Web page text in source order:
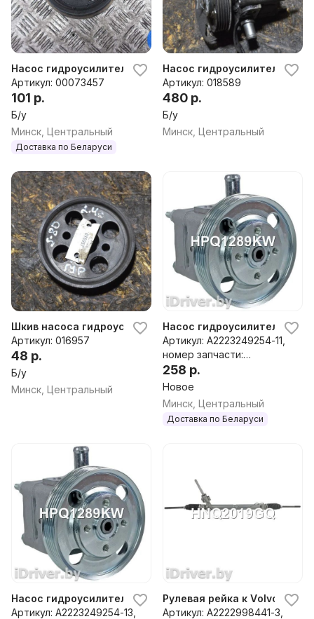
Насос гидроусилителя руля Volvo S80 2012г
Артикул: 00073457
101 р.
Б/у
Минск, Центральный
Доставка по Беларуси
Насос гидроусилителя руля
Артикул: 018589
480 р.
Б/у
Минск, Центральный
Шкив насоса гидроусилителя Volvo S80 2 2011г
Артикул: 016957
48 р.
Б/у
Минск, Центральный
Насос гидроусилителя
Артикул: А2223249254-11,
номер запчасти:
HPQ1289KW,KS00000101,
KS00000127,KS01000071,
272,6G913A696NA,6G913A
696NB,8G913A696NA,8G9
9,31202095,31280320,360
00689,36000790,360026
41,400N10039Z,761395516
4,7617955150,8001676,80
258 р.
Новое
Минск, Центральный
Доставка по Беларуси
Насос гидроусилителя руля к Volvo S80 2 restailing
Артикул: А2223249254-13,
Рулевая рейка к Volvo S80
Артикул: А2222998441-3,